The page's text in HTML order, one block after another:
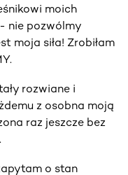
moich
nie pozwólmy
moja siła! Zrobiłam
rozwiane i
z osobna moją
raz jeszcze bez
o stan